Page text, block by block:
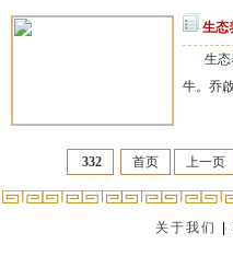
生态
生态
牛。乔
332 首页 上一页
关于我们 |